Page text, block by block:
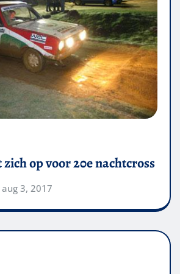
zich op voor 20e nachtcross
aug 3, 2017